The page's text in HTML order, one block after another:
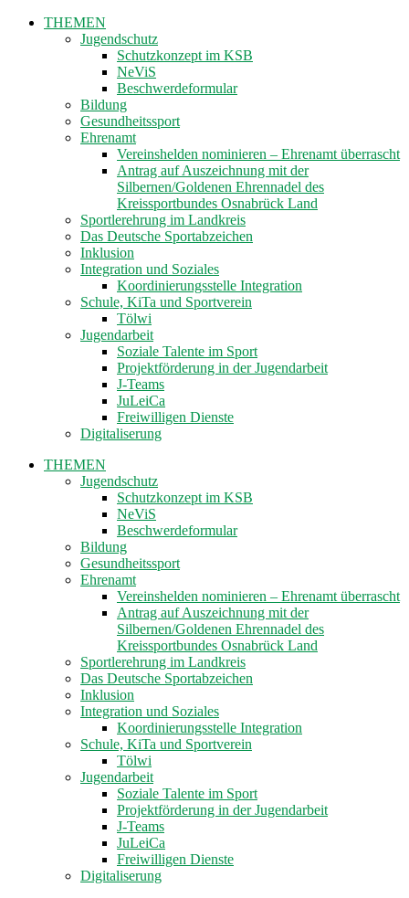
THEMEN
Jugendschutz
Schutzkonzept im KSB
NeViS
Beschwerdeformular
Bildung
Gesundheitssport
Ehrenamt
Vereinshelden nominieren – Ehrenamt überrascht
Antrag auf Auszeichnung mit der
Silbernen/Goldenen Ehrennadel des
Kreissportbundes Osnabrück Land
Sportlerehrung im Landkreis
Das Deutsche Sportabzeichen
Inklusion
Integration und Soziales
Koordinierungsstelle Integration
Schule, KiTa und Sportverein
Tölwi
Jugendarbeit
Soziale Talente im Sport
Projektförderung in der Jugendarbeit
J-Teams
JuLeiCa
Freiwilligen Dienste
Digitaliserung
THEMEN
Jugendschutz
Schutzkonzept im KSB
NeViS
Beschwerdeformular
Bildung
Gesundheitssport
Ehrenamt
Vereinshelden nominieren – Ehrenamt überrascht
Antrag auf Auszeichnung mit der
Silbernen/Goldenen Ehrennadel des
Kreissportbundes Osnabrück Land
Sportlerehrung im Landkreis
Das Deutsche Sportabzeichen
Inklusion
Integration und Soziales
Koordinierungsstelle Integration
Schule, KiTa und Sportverein
Tölwi
Jugendarbeit
Soziale Talente im Sport
Projektförderung in der Jugendarbeit
J-Teams
JuLeiCa
Freiwilligen Dienste
Digitaliserung